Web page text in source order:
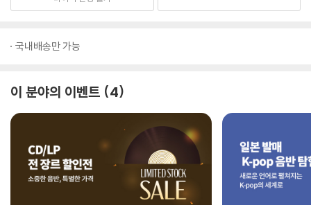
국내배송만 가능
이 분야의 이벤트 4